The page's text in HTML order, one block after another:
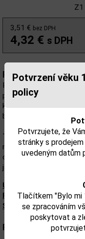
Potvrzení věku
policy
Potvrzujete, že
stránky s
uvedeným datům
Tlačítkem "Bylo mi
se zpracováním
poskytovat a
Z1
3,51 € bez DPH
4,32 € s DPH
Popis:
Prosecco s označením
probíhá za nižšího tlaku,
kde jsou minimum 3
bublinkami.
Toto prosecco je
nebo jako dárek pro
charakter a příjemná
jakoukoliv příležitost.
Upozorňujeme, že
Presné zloženie a
Skontrolujte prosím
Parametry: